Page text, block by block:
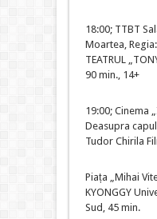
18:00; TTBT
Moartea,
TEATRUL
90 min., 14+
19:00; Cinema
Deasupra
Tudor Chirila
Piața „Mihai
KYONGGY
Sud, 45 min.